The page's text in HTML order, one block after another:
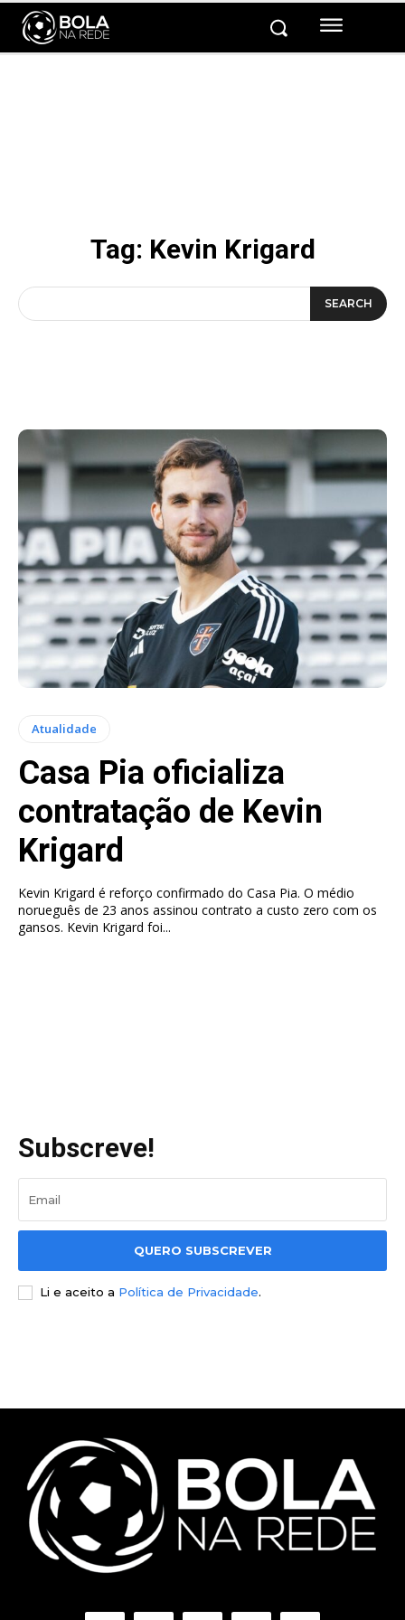
Tag: Kevin Krigard
SEARCH
Atualidade
Casa Pia oficializa
contratação de Kevin
Krigard
Kevin Krigard é reforço confirmado do Casa Pia. O médio
norueguês de 23 anos assinou contrato a custo zero com os
gansos. Kevin Krigard foi...
Subscreve!
QUERO SUBSCREVER
Li e aceito a Política de Privacidade.